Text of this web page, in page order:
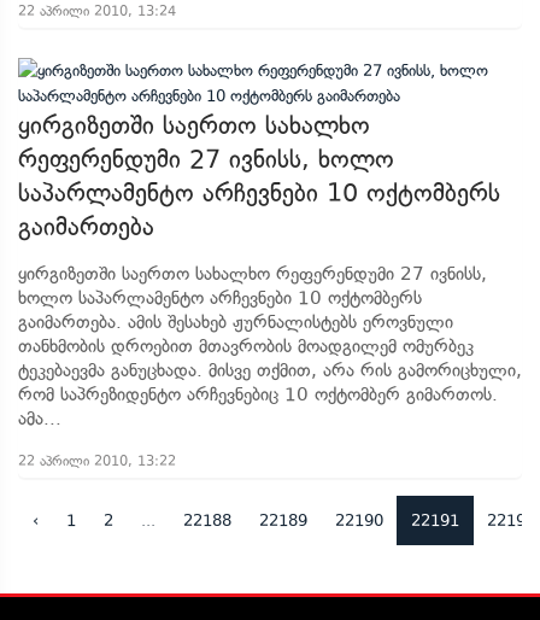
22 აპრილი 2010, 13:24
ყირგიზეთში საერთო სახალხო
რეფერენდუმი 27 ივნისს, ხოლო
საპარლამენტო არჩევნები 10 ოქტომბერს
გაიმართება
ყირგიზეთში საერთო სახალხო რეფერენდუმი 27 ივნისს,
ხოლო საპარლამენტო არჩევნები 10 ოქტომბერს
გაიმართება. ამის შესახებ ჟურნალისტებს ეროვნული
თანხმობის დროებით მთავრობის მოადგილემ ომურბეკ
ტეკებაევმა განუცხადა. მისვე თქმით, არა რის გამორიცხული,
რომ საპრეზიდენტო არჩევნებიც 10 ოქტომბერ გიმართოს.
ამა...
22 აპრილი 2010, 13:22
‹ 1 2 ... 22188 22189 22190 22191 22192